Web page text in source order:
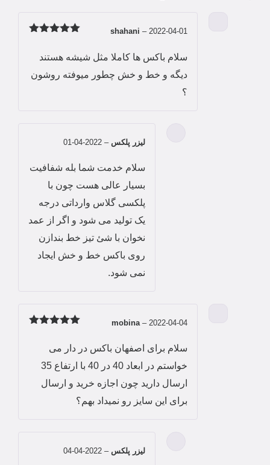
shahani – 2022-04-01
سلام باکس ها کاملا مثل شیشه هستند
دیگه و خط و خش چطور میوفته روشون
؟
لیزر پلکس–
2022-04-01
سلام خدمت شما بله شفافیت
بسیار عالی هست چون با
پلکسی گلاس وارداتی درجه
یک تولید می شود و اگر از عمد
نخوان با شئ تیز خط بندازن
روی باکس خط و خش ایجاد
نمی شود.
mobina – 2022-04-04
سلام برای اصفهان باکس در دار می
خواستم در ابعاد 40 در 40 با ارتفاع 35
ارسال دارید چون اجازه خرید و ارسال
برای این سایز رو نمیداد بهم؟
لیزر پلکس–
2022-04-04